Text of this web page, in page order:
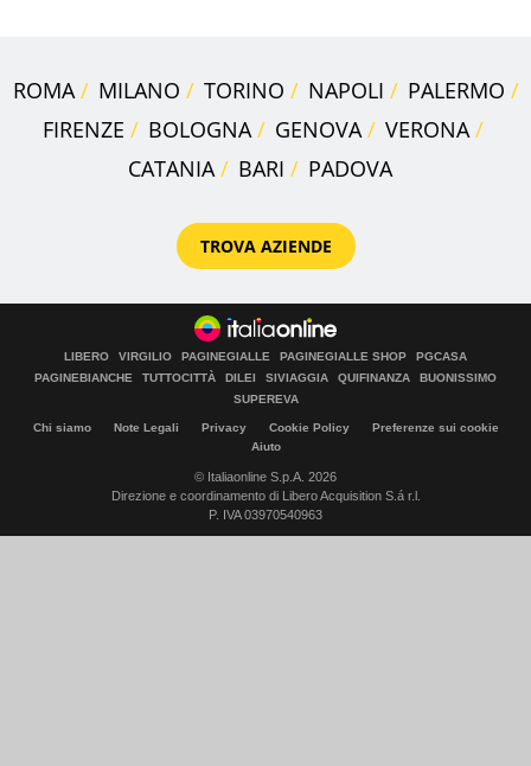
ROMA MILANO TORINO NAPOLI
PALERMO
FIRENZE
BOLOGNA GENOVA
VERONA
CATANIA
BARI PADOVA
TROVA AZIENDE
LIBERO VIRGILIO PAGINEGIALLE PAGINEGIALLE SHOP
PGCASA
PAGINEBIANCHE
TUTTOCITTÀ DILEI SIVIAGGIA QUIFINANZA
BUONISSIMO
SUPEREVA
Chi siamo Note Legali Privacy Cookie Policy
Preferenze sui cookie
Aiuto
© Italiaonline S.p.A. 2026
Direzione e coordinamento di Libero Acquisition S.á r.l.
P. IVA 03970540963